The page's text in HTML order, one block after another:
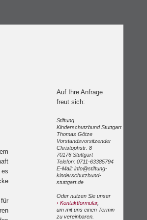
Auf Ihre Anfrage
freut sich:
Stiftung
Kinderschutzbund Stuttgart
Thomas Götze
Vorstandsvorsitzender
Christophstr. 8
70176 Stuttgart
Telefon: 0711-63385794
E-Mail: info@stiftung-
kinderschutzbund-
stuttgart.de
Oder nutzen Sie unser
› Kontaktformular,
um mit uns einen Termin
zu vereinbaren.